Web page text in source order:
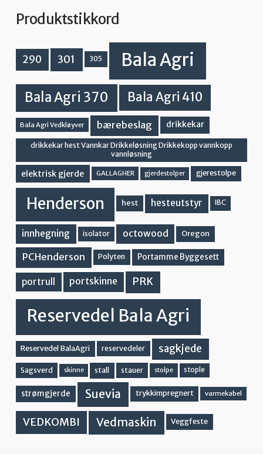
Produktstikkord
290 301 305 Bala Agri
Bala Agri 370 Bala Agri 410
Bala Agri Vedkløyver bærebeslag drikkekar
drikkekar hest Vannkar Drikkeløsning Drikkekopp vannkopp
vannløsning
elektrisk gjerde GALLAGHER gjerdestolper gjerestolpe
Henderson hest hesteutstyr IBC
innhegning isolator octowood Oregon
PCHenderson Polyten Portamme Byggesett
portrull portskinne PRK
Reservedel Bala Agri
Reservedel BalaAgri reservedeler sagkjede
Sagsverd skinne stall stauer stolpe stople
strømgjerde Suevia trykkimpregnert varmekabel
VEDKOMBI Vedmaskin Veggfeste